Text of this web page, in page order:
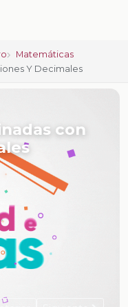
Matemáticas
Y Decimales
con